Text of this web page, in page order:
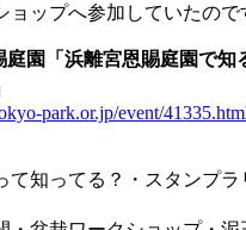
ョップへ参加していたので
園「浜離宮恩賜庭園で知
park.or.jp/event/
て知ってる？・スタンプ